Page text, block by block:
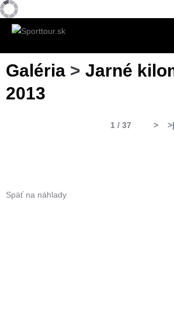
Galéria > Jarné
2013
1 / 37 > >|
Späť na náhlady